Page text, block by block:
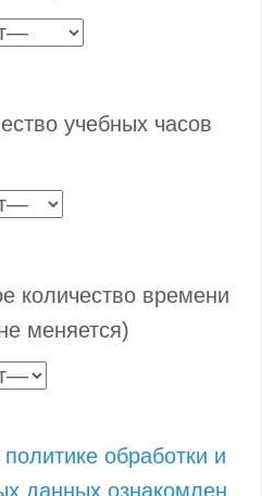
учебных часов
количество времени
меняется)
обработки и
данных ознакомлен